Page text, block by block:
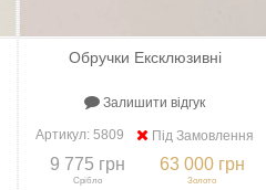
Обручки Ексклюзивні
Залишити відгук
Артикул:5809 Під Замовлення
9 775 грн
Срібло
63 000 грн
Золото